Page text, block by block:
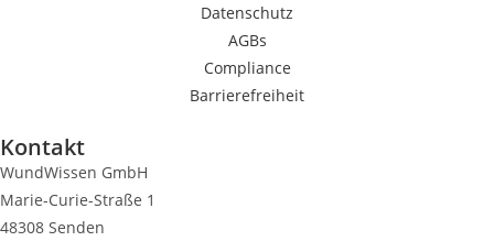
Datenschutz
AGBs
Compliance
Barrierefreiheit
Kontakt
WundWissen GmbH
Marie-Curie-Straße 1
48308 Senden